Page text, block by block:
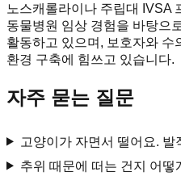
노스캐롤라이나 주립대 IVSA
동물병원 임상 경험을 바탕으
활동하고 있으며, 보호자와 수
환경 구축에 힘쓰고 있습니다.
자주 묻는 질문
고양이가 자면서 떨어요. 발
추위 때문에 떠는 건지 어떻